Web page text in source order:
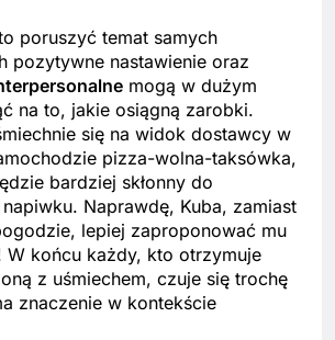
poruszyć temat samych
pozytywne nastawienie oraz
mogą w dużym
na to, jakie osiągną zarobki.
się na widok dostawcy w
pizza-wolna-taksówka,
bardziej skłonny do
Naprawdę, Kuba, zamiast
lepiej zaproponować mu
W końcu każdy, kto otrzymuje
z uśmiechem, czuje się trochę
znaczenie w kontekście